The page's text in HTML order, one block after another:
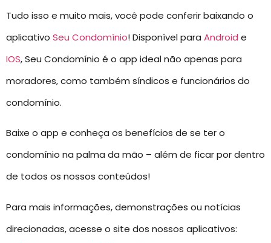
Tudo isso e muito mais, você pode conferir baixando o
aplicativo Seu Condomínio! Disponível para Android e
IOS, Seu Condomínio é o app ideal não apenas para
moradores, como também síndicos e funcionários do
condomínio.
Baixe o app e conheça os benefícios de se ter o
condomínio na palma da mão – além de ficar por dentro
de todos os nossos conteúdos!
Para mais informações, demonstrações ou notícias
direcionadas, acesse o site dos nossos aplicativos: